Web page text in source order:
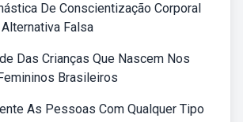
De Conscientização Corporal
Falsa
Das Crianças Que Nascem Nos
Brasileiros
As Pessoas Com Qualquer Tipo